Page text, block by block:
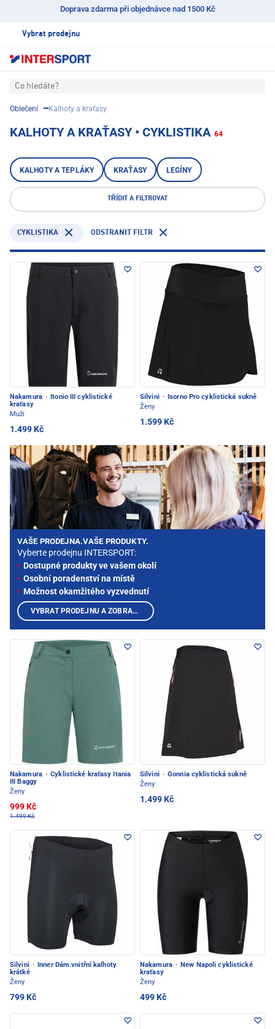
Doprava zdarma při objednávce nad 1500 Kč
Vybrat prodejnu
Co hledáte?
Oblečení Kalhoty a kraťasy
KALHOTY A KRAŤASY • CYKLISTIKA 64
KALHOTY A TEPLÁKY KRAŤASY LEGÍNY
TŘÍDIT A FILTROVAT
CYKLISTIKA ODSTRANIT FILTR
Nakamura · Itonio III cyklistické
kraťasy
Muži
1.499 Kč
Silvini · Isorno Pro cyklistická sukně
Ženy
1.599 Kč
Nakamura · Cyklistické kraťasy Itania
III Baggy
Ženy
999 Kč
1.499 Kč
Silvini · Gonnia cyklistická sukně
Ženy
1.499 Kč
Silvini ·
Inner Dám.vnitřní kalhoty
krátké
Ženy
799 Kč
Nakamura · New Napoli cyklistické
kraťasy
Ženy
499 Kč
VAŠE PRODEJNA.VAŠE PRODUKTY.
Vyberte prodejnu INTERSPORT:
Dostupné produkty ve vašem okolí
Osobní poradenství na místě
Možnost okamžitého vyzvednutí
VYBRAT PRODEJNU A ZOBRAZIT PRODUKTY